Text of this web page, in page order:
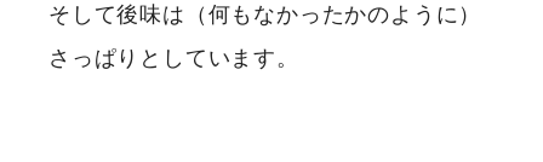
そして後味は（何もなかったかのように）
さっぱりとしています。